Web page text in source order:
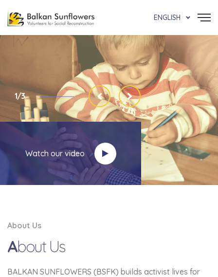
ENGLISH
Watch our video
1/3
About Us
About Us
BALKAN SUNFLOWERS (BSFK) builds activist lives for